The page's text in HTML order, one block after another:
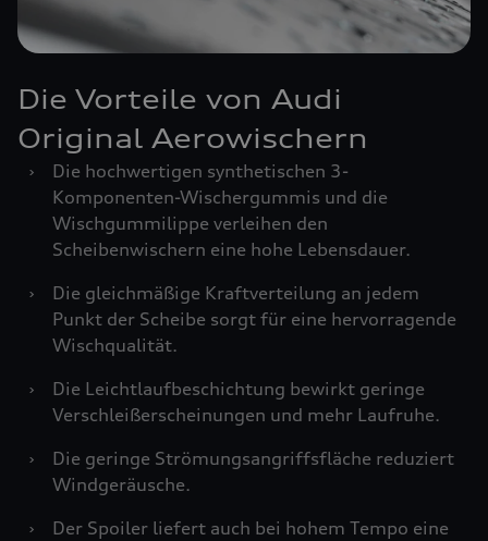
Die Vorteile von Audi
Original Aerowischern
›
Die hochwertigen synthetischen 3-
Komponenten-Wischergummis und die
Wischgummilippe verleihen den
Scheibenwischern eine hohe Lebensdauer.
›
Die gleichmäßige Kraftverteilung an jedem
Punkt der Scheibe sorgt für eine hervorragende
Wischqualität.
›
Die Leichtlaufbeschichtung bewirkt geringe
Verschleißerscheinungen und mehr Laufruhe.
›
Die geringe Strömungsangriffsfläche reduziert
Windgeräusche.
›
Der Spoiler liefert auch bei hohem Tempo eine